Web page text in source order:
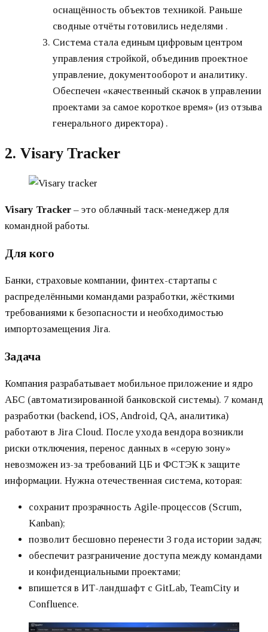
оснащённость объектов техникой. Раньше
сводные отчёты готовились неделями .
Система стала единым цифровым центром
управления стройкой, объединив проектное
управление, документооборот и аналитику.
Обеспечен «качественный скачок в управлении
проектами за самое короткое время» (из отзыва
генерального директора) .
2. Visary Tracker
Visary Tracker – это облачный таск-менеджер для
командной работы.
Для кого
Банки, страховые компании, финтех-стартапы с
распределёнными командами разработки, жёсткими
требованиями к безопасности и необходимостью
импортозамещения Jira.
Задача
Компания разрабатывает мобильное приложение и ядро
АБС (автоматизированной банковской системы). 7 команд
разработки (backend, iOS, Android, QA, аналитика)
работают в Jira Cloud. После ухода вендора возникли
риски отключения, перенос данных в «серую зону»
невозможен из-за требований ЦБ и ФСТЭК к защите
информации. Нужна отечественная система, которая:
сохранит прозрачность Agile-процессов (Scrum,
Kanban);
позволит бесшовно перенести 3 года истории задач;
обеспечит разграничение доступа между командами
и конфиденциальными проектами;
впишется в ИТ-ландшафт с GitLab, TeamCity и
Confluence.